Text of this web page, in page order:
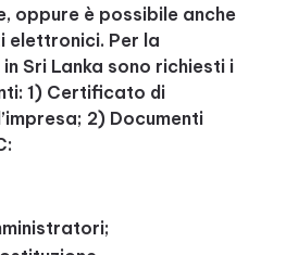
oppure è possibile anche
elettronici. Per la
Sri Lanka sono richiesti i
1) Certificato di
2) Documenti